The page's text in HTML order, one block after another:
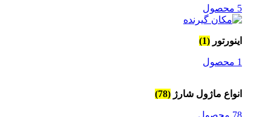
5 محصول
اینورتور (1)
1 محصول
انواع ماژول شارژ (78)